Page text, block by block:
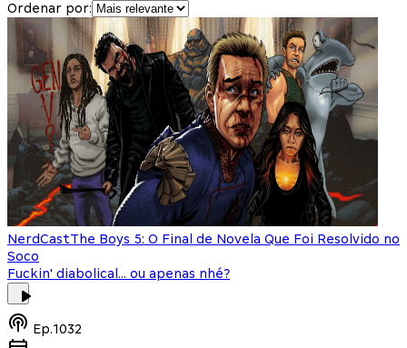
Ordenar por:
NerdCastThe Boys 5: O Final de Novela Que Foi Resolvido no
Soco
Fuckin' diabolical... ou apenas nhé?
Ep.1032